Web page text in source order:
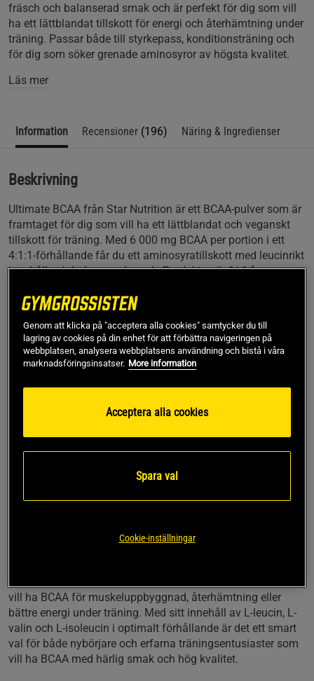
fräsch och balanserad smak och är perfekt för dig som vill
ha ett lättblandat tillskott för energi och återhämtning under
träning. Passar både till styrkepass, konditionsträning och
för dig som söker grenade aminosyror av högsta kvalitet.
Läs mer
Information Recensioner (196) Näring & Ingredienser
Beskrivning
Ultimate BCAA från Star Nutrition är ett BCAA-pulver som är
framtaget för dig som vill ha ett lättblandat och veganskt
tillskott för träning. Med 6 000 mg BCAA per portion i ett
4:1:1-förhållande får du ett aminosyratillskott med leucinrikt
innehåll och balanserad smak. Produkten är fri från
vilket gör den till ett bra val för både veganer och dig som
Ultimate BCAA är utvecklad för att passa allt från
styrketräning och crossfit till konditionspass och längre
träningspass. Den snabblösliga formulan gör att pulvret
blandas ut enkelt i vatten, vilket ger en fräsch och härlig
smak utan konstgjorda inslag. Det gör Ultimate BCAA till ett
populärt val för dig som vill ha BCAA med god smak och
bra blandbarhet inför eller under träningen.
BCAA ett tillskott som passar både för daglig träning och
är även fri från animaliska ingredienser och passar dig som
vill ha BCAA för muskeluppbyggnad, återhämtning eller
bättre energi under träning. Med sitt innehåll av L-leucin, L-
valin och L-isoleucin i optimalt förhållande är det ett smart
val för både nybörjare och erfarna träningsentusiaster som
vill ha BCAA med härlig smak och hög kvalitet.
Genom att klicka på "acceptera alla cookies" samtycker du till
lagring av cookies på din enhet för att förbättra navigeringen på
webbplatsen, analysera webbplatsens användning och bistå i våra
marknadsföringsinsatser. More information
Acceptera alla cookies
Spara val
Cookie-inställningar